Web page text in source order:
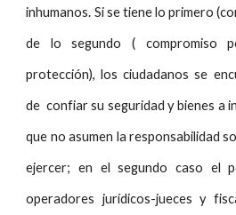
inhumanos. Si se tiene lo primero
de lo segundo ( compromiso
protección), los ciudadanos se
de confiar su seguridad y bienes a
que no asumen la responsabilidad
ejercer; en el segundo caso el
operadores jurídicos-jueces y